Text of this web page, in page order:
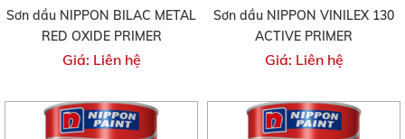
Sơn dầu NIPPON BILAC METAL
RED OXIDE PRIMER
Giá: Liên hệ
Sơn dầu NIPPON VINILEX 130
ACTIVE PRIMER
Giá: Liên hệ